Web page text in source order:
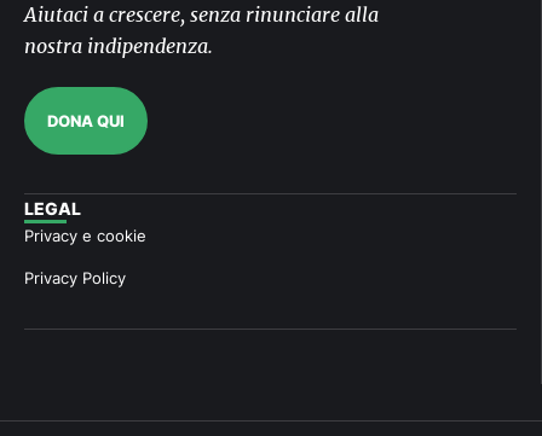
Aiutaci a crescere, senza rinunciare alla
nostra indipendenza.
DONA QUI
LEGAL
Privacy e cookie
Privacy Policy